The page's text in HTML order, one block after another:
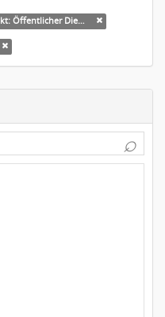
Brancheswerpunkt: Öffentlicher Dienst & Verbände
⌕